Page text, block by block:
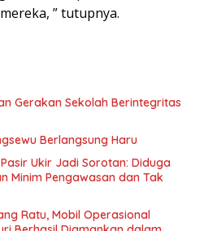
” tutupnya.
Gerakan Sekolah Berintegritas
Berlangsung Haru
Ukir Jadi Sorotan: Diduga
Minim Pengawasan dan Tak
Ratu, Mobil Operasional